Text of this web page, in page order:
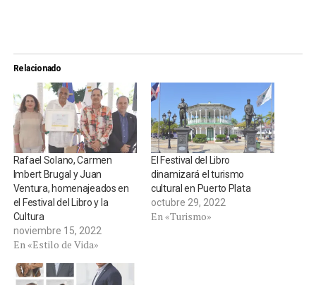
Relacionado
Rafael Solano, Carmen
Imbert Brugal y Juan
Ventura, homenajeados en
el Festival del Libro y la
Cultura
noviembre 15, 2022
En «Estilo de Vida»
El Festival del Libro
dinamizará el turismo
cultural en Puerto Plata
octubre 29, 2022
En «Turismo»